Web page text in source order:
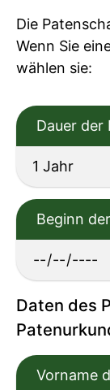
Die
Wenn Sie
wählen sie:
Dauer der
Beginn
Daten des
Vorname